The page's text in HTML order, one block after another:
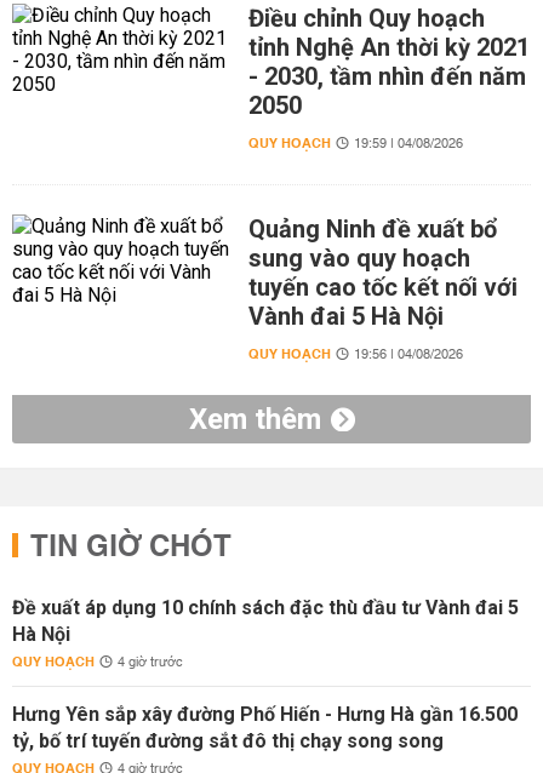
Điều chỉnh Quy hoạch
tỉnh Nghệ An thời kỳ 2021
- 2030, tầm nhìn đến năm
2050
QUY HOẠCH 19:59 | 04/08/2026
Quảng Ninh đề xuất bổ
sung vào quy hoạch
tuyến cao tốc kết nối với
Vành đai 5 Hà Nội
QUY HOẠCH 19:56 | 04/08/2026
Xem thêm
TIN GIỜ CHÓT
Đề xuất áp dụng 10 chính sách đặc thù đầu tư Vành đai 5
Hà Nội
QUY HOẠCH 4 giờ trước
Hưng Yên sắp xây đường Phố Hiến - Hưng Hà gần 16.500
tỷ, bố trí tuyến đường sắt đô thị chạy song song